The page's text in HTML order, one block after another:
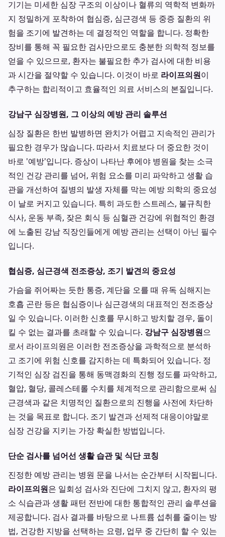
기기는 미세한 심장 구조의 이상이나 혈류의 역학적 변화까
지 정밀하게 포착하여 협심증, 심근경색 등 중증 질환의 위
험을 조기에 발견하는 데 결정적인 역할을 합니다. 정확한
장비를 통해 꼭 필요한 검사만으로도 충분한 의학적 정보를
얻을 수 있으므로, 환자는 불필요한 추가 검사에 대한 비용
과 시간을 절약할 수 있습니다. 이것이 바로 라이프의원이
추구하는 합리적이고 효율적인 의료 서비스의 본질입니다.
강남구 심장병원, 그 이상의 예방 관리 솔루션
심장 질환은 한번 발병하면 완치가 어렵고 지속적인 관리가
필요한 경우가 많습니다. 따라서 치료보다 더 중요한 것이
바로 '예방'입니다. 증상이 나타난 후에야 병원을 찾는 소극
적인 건강 관리를 넘어, 위험 요소를 미리 파악하고 생활 습
관을 개선하여 질병의 발생 자체를 막는 예방 의학의 중요성
이 날로 커지고 있습니다. 특히 과도한 스트레스, 불규칙한
식사, 운동 부족, 잦은 회식 등 심혈관 건강에 위협적인 환경
에 노출된 강남 직장인들에게 예방 관리는 선택이 아닌 필수
입니다.
협심증, 심근경색 전조증상, 조기 발견의 중요성
가슴을 쥐어짜는 듯한 통증, 계단을 오를 때 유독 심해지는
호흡 곤란 등은 협심증이나 심근경색의 대표적인 전조증상
일 수 있습니다. 이러한 신호를 무시하고 방치할 경우, 돌이
킬 수 없는 결과를 초래할 수 있습니다. 강남구 심장병원으
로서 라이프의원은 이러한 전조증상을 과학적으로 분석하
고 조기에 위험 신호를 감지하는 데 특화되어 있습니다. 정
기적인 심장 검진을 통해 동맥경화의 진행 정도를 파악하고,
혈압, 혈당, 콜레스테롤 수치를 체계적으로 관리함으로써 심
근경색과 같은 치명적인 질환으로의 진행을 사전에 차단하
는 것을 목표로 합니다. 조기 발견과 선제적 대응이야말로
심장 건강을 지키는 가장 확실한 방법입니다.
단순 검사를 넘어선 생활 습관 및 식단 코칭
진정한 예방 관리는 병원 문을 나서는 순간부터 시작됩니다.
라이프의원은 일회성 검사와 진단에 그치지 않고, 환자의 평
소 식습관과 생활 패턴 전반에 대한 통합적인 관리 솔루션을
제공합니다. 검사 결과를 바탕으로 나트륨 섭취를 줄이는 방
법, 건강한 지방을 선택하는 요령, 업무 중 간단히 할 수 있는